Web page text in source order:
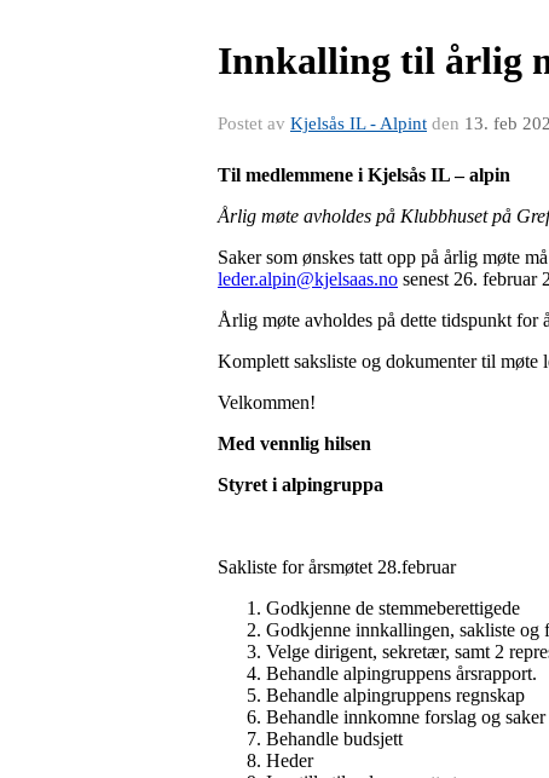
Innkalling til årlig
Postet av Kjelsås IL - Alpint den 13. feb
Til medlemmene i Kjelsås IL – alpin
Årlig møte avholdes på Klubbhuset på
Saker som ønskes tatt opp på årlig møte
leder.alpin@kjelsaas.no senest 26. februar
Årlig møte avholdes på dette tidspunkt
Komplett saksliste og dokumenter til møte
Velkommen!
Med vennlig hilsen
Styret i alpingruppa
Sakliste for årsmøtet 28.februar
Godkjenne de stemmeberettigede
Godkjenne innkallingen, sakliste og
Velge dirigent, sekretær, samt 2
Behandle alpingruppens årsrapport.
Behandle alpingruppens regnskap
Behandle innkomne forslag og saker
Behandle budsjett
Heder